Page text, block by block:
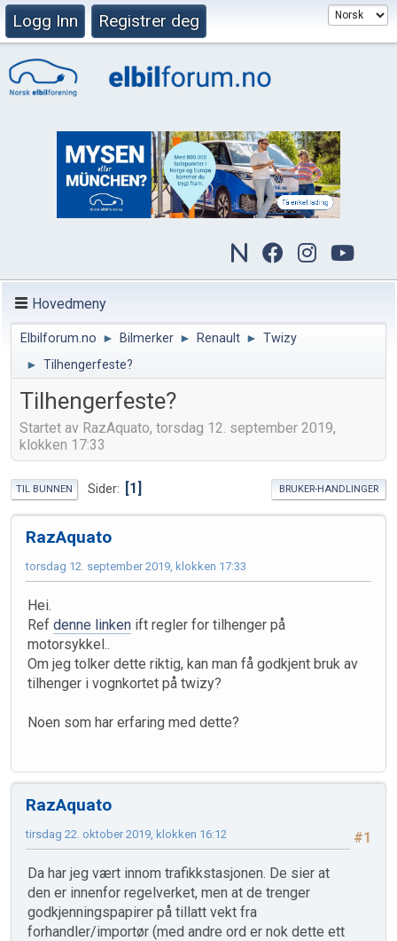
Logg Inn Registrer deg
Hovedmeny
Elbilforum.no ► Bilmerker ► Renault ► Twizy
► Tilhengerfeste?
Tilhengerfeste?
Startet av RazAquato, torsdag 12. september 2019,
klokken 17:33
TIL BUNNEN Sider 1 BRUKER-HANDLINGER
RazAquato
torsdag 12. september 2019, klokken 17:33
Hei.
Ref denne linken ift regler for tilhenger på
motorsykkel..
Om jeg tolker dette riktig, kan man få godkjent bruk av
tilhenger i vognkortet på twizy?
Noen som har erfaring med dette?
RazAquato
#1
tirsdag 22. oktober 2019, klokken 16:12
Da har jeg vært innom trafikkstasjonen. De sier at
den er innenfor regelverket, men at de trenger
godkjenningspapirer på tillatt vekt fra
forhandler/importør (med andre ord er nok dette ett